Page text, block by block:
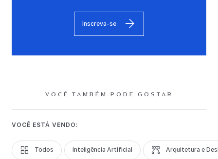
Inscreva-se
VOCÊ TAMBÉM PODE GOSTAR
VOCÊ ESTÁ VENDO:
Todos Inteligência Artificial Arquitetura e